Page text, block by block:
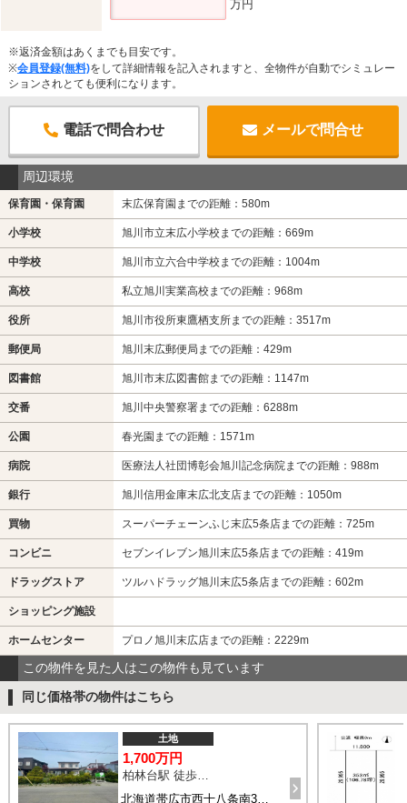
万円
※返済金額はあくまでも目安です。
※会員登録(無料)をして詳細情報を記入されますと、全物件が自動でシミュレー
ションされとても便利になります。
電話で問合わせ メールで問合せ
周辺環境
保育園・保育園 末広保育園までの距離：580m
小学校 旭川市立末広小学校までの距離：669m
中学校 旭川市立六合中学校までの距離：1004m
高校 私立旭川実業高校までの距離：968m
役所 旭川市役所東鷹栖支所までの距離：3517m
郵便局 旭川末広郵便局までの距離：429m
図書館 旭川市末広図書館までの距離：1147m
交番 旭川中央警察署までの距離：6288m
公園 春光園までの距離：1571m
病院 医療法人社団博彰会旭川記念病院までの距離：988m
銀行 旭川信用金庫末広北支店までの距離：1050m
買物 スーパーチェーンふじ末広5条店までの距離：725m
コンビニ セブンイレブン旭川末広5条店までの距離：419m
ドラッグストア ツルハドラッグ旭川末広5条店までの距離：602m
ショッピング施設
ホームセンター プロノ旭川末広店までの距離：2229m
この物件を見た人はこの物件も見ています
同じ価格帯の物件はこちら
土地
1,700万円
柏林台駅 徒歩22分